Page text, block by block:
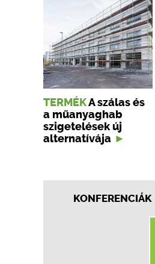
TERMÉKA szálas és
a műanyaghab
szigetelések új
alternatívája
KONFERENCIÁK